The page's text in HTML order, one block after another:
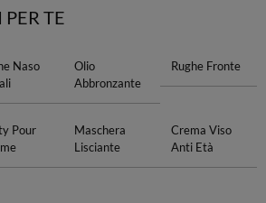
TE
Naso
Olio
Abbronzante
Rughe Fronte
Pour
Maschera
Lisciante
Crema Viso
Anti Età